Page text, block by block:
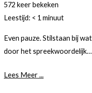
572 keer bekeken
Leestijd: < 1 minuut
Even pauze. Stilstaan bij
door het spreekwoordelijk…
Lees Meer ...